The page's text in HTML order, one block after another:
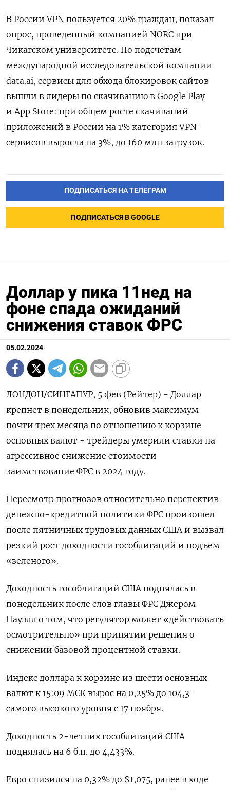
В России VPN пользуется 20% граждан, показал
опрос, проведенный компанией NORC при
Чикагском университете. По подсчетам
международной исследовательской компании
data.ai, сервисы для обхода блокировок сайтов
вышли в лидеры по скачиванию в Google Play
и App Store: при общем росте скачиваний
приложений в России на 1% категория VPN-
сервисов выросла на 3%, до 160 млн загрузок.
ПОДПИСАТЬСЯ НА ТЕЛЕГРАМ
ПОДПИСАТЬСЯ В GOOGLE
Доллар у пика 11нед на
фоне спада ожиданий
снижения ставок ФРС
05.02.2024
ЛОНДОН/СИНГАПУР, 5 фев (Рейтер) - Доллар
крепнет в понедельник, обновив максимум
почти трех месяца по отношению к корзине
основных валют - трейдеры умерили ставки на
агрессивное снижение стоимости
заимствование ФРС в 2024 году.
Пересмотр прогнозов относительно перспектив
денежно-кредитной политики ФРС произошел
после пятничных трудовых данных США и вызвал
резкий рост доходности гособлигаций и подъем
«зеленого».
Доходность гособлигаций США поднялась в
понедельник после слов главы ФРС Джером
Пауэлл о том, что регулятор может «действовать
осмотрительно» при принятии решения о
снижении базовой процентной ставки.
Индекс доллара к корзине из шести основных
валют к 15:09 МСК вырос на 0,25% до 104,3​ -
самого высокого уровня с 17 ноября.
Доходность 2-летних гособлигаций США
поднялась на 6 б.п. до 4,433%.
Евро снизился на 0,32% до $1,075, ранее в ходе